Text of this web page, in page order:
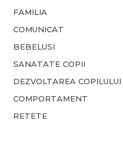
FAMILIA
COMUNICAT
BEBELUSI
SANATATE COPII
DEZVOLTAREA COPILULUI
COMPORTAMENT
RETETE